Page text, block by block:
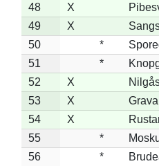
48
X
49
X
50
*
51
*
52
X
53
X
54
X
55
*
56
*